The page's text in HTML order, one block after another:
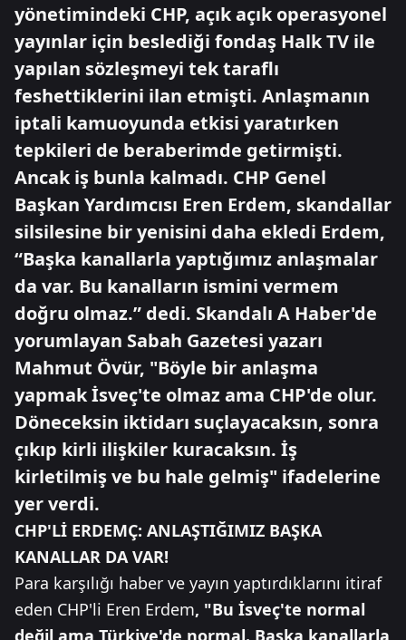
yönetimindeki CHP, açık açık operasyonel
yayınlar için beslediği fondaş Halk TV ile
yapılan sözleşmeyi tek taraflı
feshettiklerini ilan etmişti. Anlaşmanın
iptali kamuoyunda etkisi yaratırken
tepkileri de beraberimde getirmişti.
Ancak iş bunla kalmadı. CHP Genel
Başkan Yardımcısı Eren Erdem, skandallar
silsilesine bir yenisini daha ekledi Erdem,
“Başka kanallarla yaptığımız anlaşmalar
da var. Bu kanalların ismini vermem
doğru olmaz.” dedi. Skandalı A Haber'de
yorumlayan Sabah Gazetesi yazarı
Mahmut Övür, "Böyle bir anlaşma
yapmak İsveç'te olmaz ama CHP'de olur.
Döneceksin iktidarı suçlayacaksın, sonra
çıkıp kirli ilişkiler kuracaksın. İş
kirletilmiş ve bu hale gelmiş" ifadelerine
yer verdi.
CHP'Lİ ERDEMÇ: ANLAŞTIĞIMIZ BAŞKA
KANALLAR DA VAR!
Para karşılığı haber ve yayın yaptırdıklarını itiraf
eden CHP'li Eren Erdem, "Bu İsveç'te normal
değil ama Türkiye'de normal. Başka kanallarla